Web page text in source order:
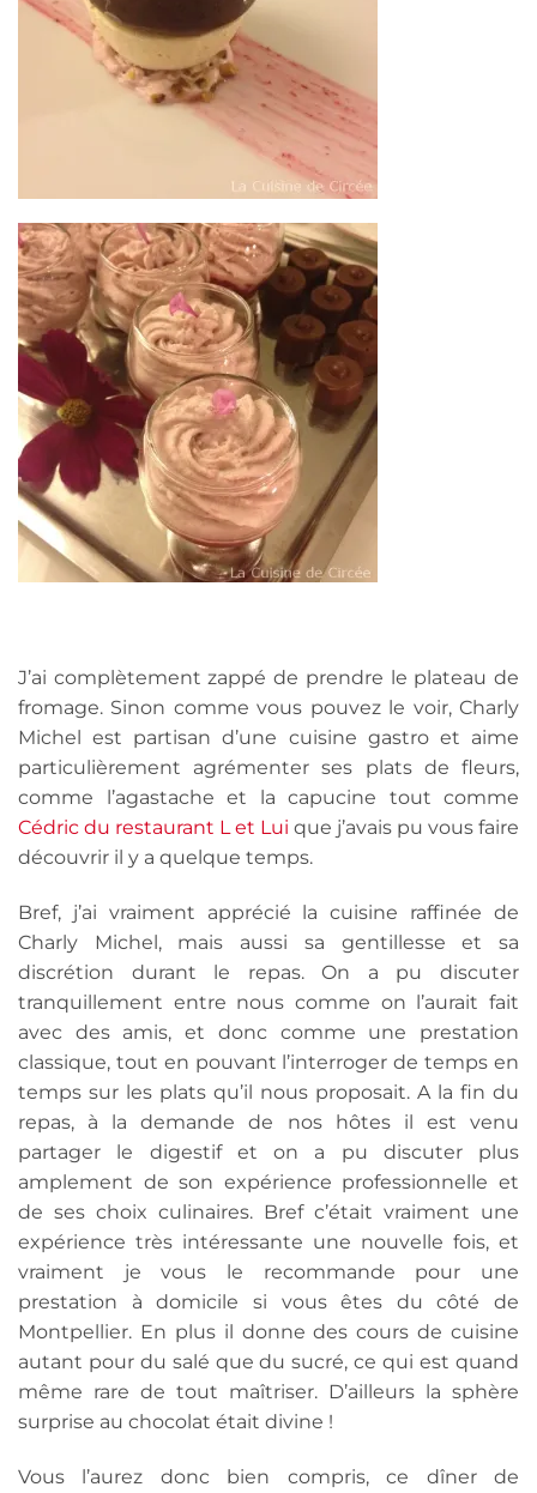
J’ai complètement zappé de prendre le plateau de
fromage. Sinon comme vous pouvez le voir, Charly
Michel est partisan d’une cuisine gastro et aime
particulièrement agrémenter ses plats de fleurs,
comme l’agastache et la capucine tout comme
Cédric du restaurant L et Lui que j’avais pu vous faire
découvrir il y a quelque temps.
Bref, j’ai vraiment apprécié la cuisine raffinée de
Charly Michel, mais aussi sa gentillesse et sa
discrétion durant le repas. On a pu discuter
tranquillement entre nous comme on l’aurait fait
avec des amis, et donc comme une prestation
classique, tout en pouvant l’interroger de temps en
temps sur les plats qu’il nous proposait. A la fin du
repas, à la demande de nos hôtes il est venu
partager le digestif et on a pu discuter plus
amplement de son expérience professionnelle et
de ses choix culinaires. Bref c’était vraiment une
expérience très intéressante une nouvelle fois, et
vraiment je vous le recommande pour une
prestation à domicile si vous êtes du côté de
Montpellier. En plus il donne des cours de cuisine
autant pour du salé que du sucré, ce qui est quand
même rare de tout maîtriser. D’ailleurs la sphère
surprise au chocolat était divine !
Vous l’aurez donc bien compris, ce dîner de